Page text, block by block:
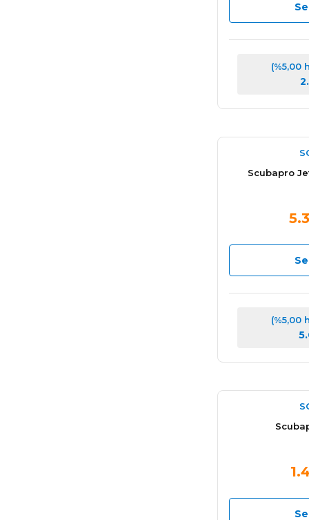
(%5,00
Scubapro
(%5,00